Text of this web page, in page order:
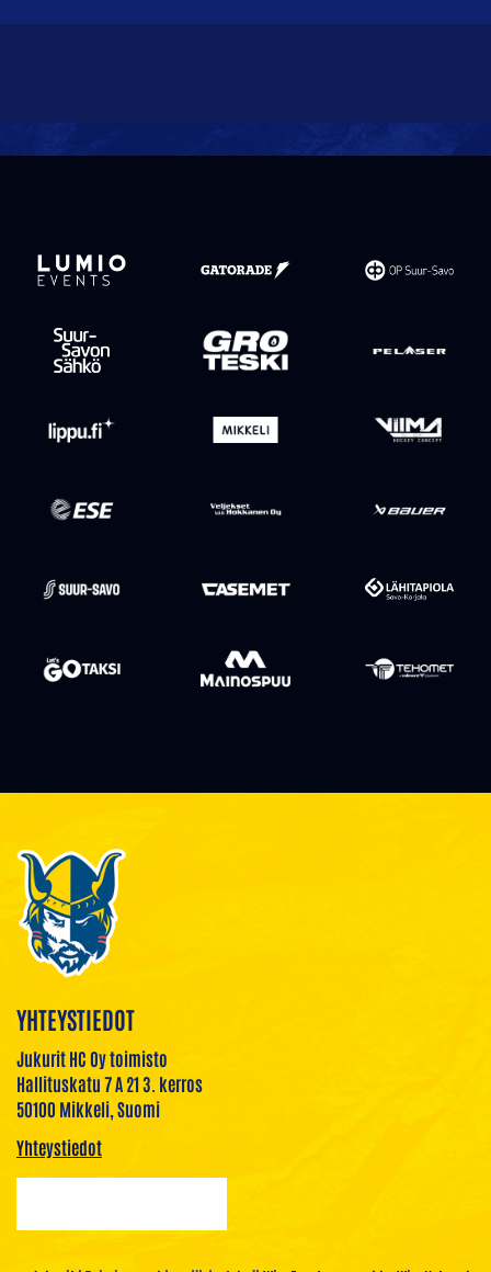
YHTEYSTIEDOT
Jukurit HC Oy toimisto
Hallituskatu 7 A 21 3. kerros
50100 Mikkeli, Suomi
Yhteystiedot